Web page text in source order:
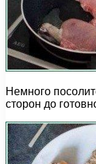
Немного
сторон до